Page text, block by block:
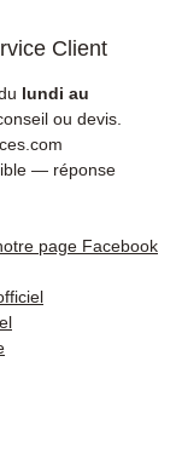
Client
lundi au
ou devis.
— réponse
page Facebook